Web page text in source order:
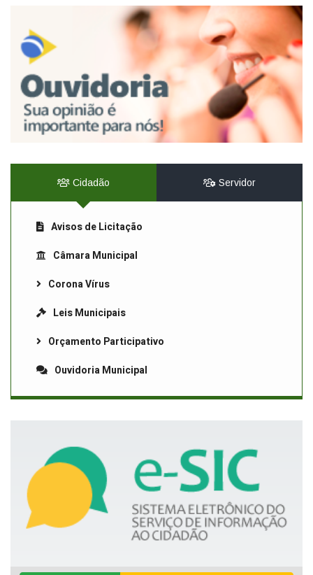
Cidadão Servidor
Avisos de Licitação
Câmara Municipal
Corona Vírus
Leis Municipais
Orçamento Participativo
Ouvidoria Municipal